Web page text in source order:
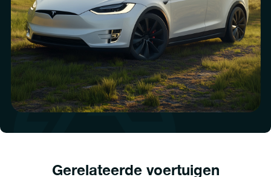
Gerelateerde voertuigen